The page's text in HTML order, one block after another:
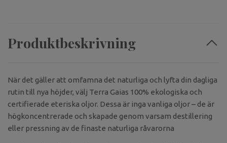
Produktbeskrivning
När det gäller att omfamna det naturliga och lyfta din dagliga
rutin till nya höjder, välj Terra Gaias 100% ekologiska och
certifierade eteriska oljor. Dessa är inga vanliga oljor – de är
högkoncentrerade och skapade genom varsam destillering
eller pressning av de finaste naturliga råvarorna